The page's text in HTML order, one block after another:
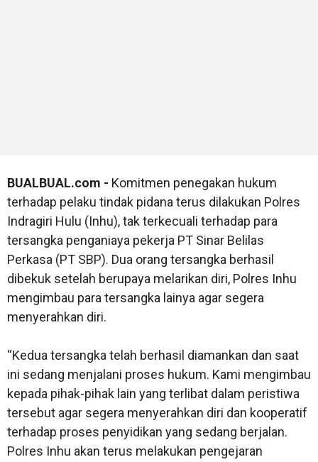
BUALBUAL.com - Komitmen penegakan hukum
terhadap pelaku tindak pidana terus dilakukan Polres
Indragiri Hulu (Inhu), tak terkecuali terhadap para
tersangka penganiaya pekerja PT Sinar Belilas
Perkasa (PT SBP). Dua orang tersangka berhasil
dibekuk setelah berupaya melarikan diri, Polres Inhu
mengimbau para tersangka lainya agar segera
menyerahkan diri.
“Kedua tersangka telah berhasil diamankan dan saat
ini sedang menjalani proses hukum. Kami mengimbau
kepada pihak-pihak lain yang terlibat dalam peristiwa
tersebut agar segera menyerahkan diri dan kooperatif
terhadap proses penyidikan yang sedang berjalan.
Polres Inhu akan terus melakukan pengejaran